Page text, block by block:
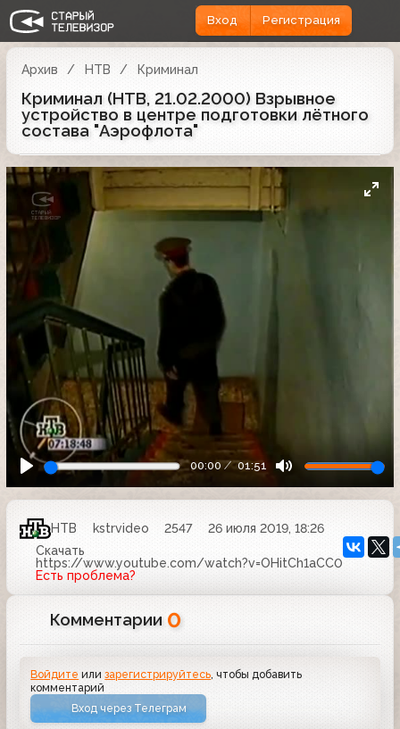
Вход Регистрация
Архив НТВ Криминал
Криминал (НТВ, 21.02.2000) Взрывное
устройство в центре подготовки лётного
состава "Аэрофлота"
00:00 01:51
НТВ kstrvideo 2547
26 июля 2019, 18:26
Скачать
https://www.youtube.com/watch?v=OHitCh1aCC0
Есть проблема?
Комментарии 0
Войдите илизарегистрируйтесь , чтобы добавить
комментарий
Вход через Телеграм